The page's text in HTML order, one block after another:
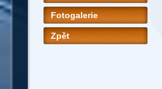
Fotogalerie
Zpět